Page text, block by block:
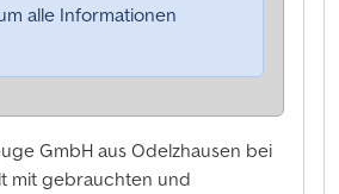
GmbH aus Odelzhausen bei
mit gebrauchten und
alle Informationen